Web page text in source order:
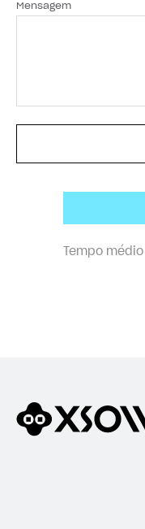
Mensagem
Tempo